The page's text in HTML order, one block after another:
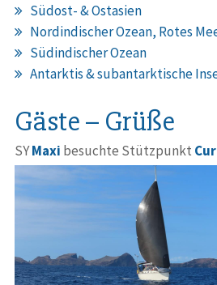
Südost- & Ostasien
Nordindischer Ozean, Rotes
Südindischer Ozean
Antarktis & subantarktische
Gäste – Grüße
SYMaxi besuchte Stützpunkt